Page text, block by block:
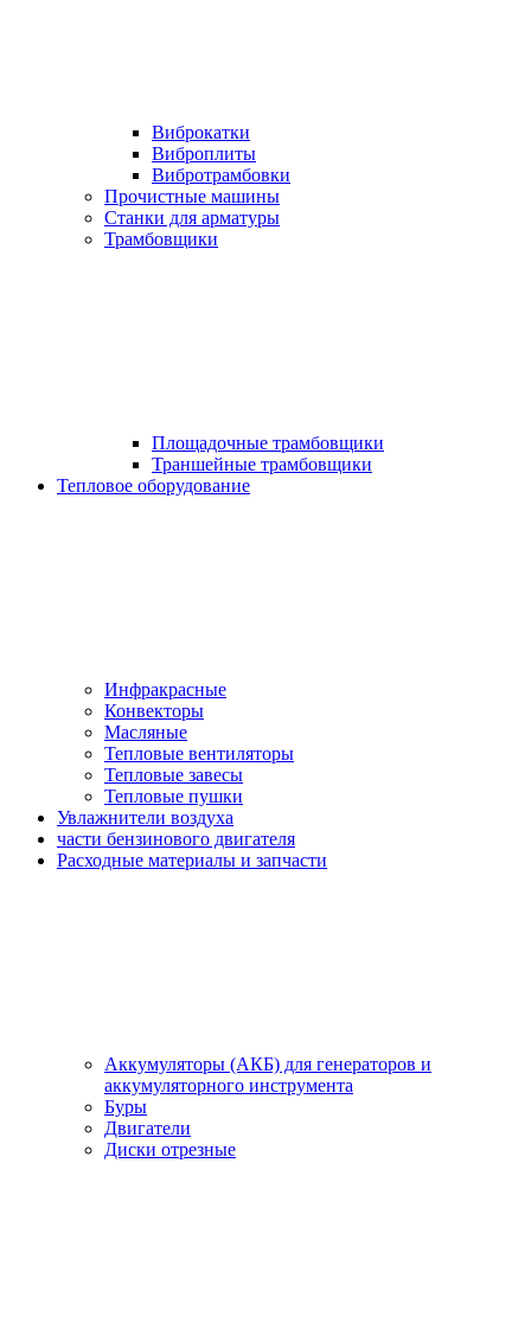
Виброкатки
Виброплиты
Вибротрамбовки
Прочистные машины
Станки для арматуры
Трамбовщики
Площадочные трамбовщики
Траншейные трамбовщики
Тепловое оборудование
Инфракрасные
Конвекторы
Масляные
Тепловые вентиляторы
Тепловые завесы
Тепловые пушки
Увлажнители воздуха
части бензинового двигателя
Расходные материалы и запчасти
Аккумуляторы (АКБ) для генераторов и
аккумуляторного инструмента
Буры
Двигатели
Диски отрезные